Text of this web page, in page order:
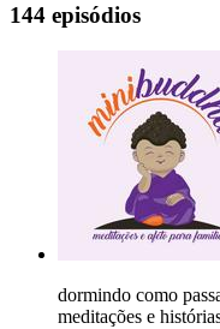
144 episódios
dormindo como
meditações e